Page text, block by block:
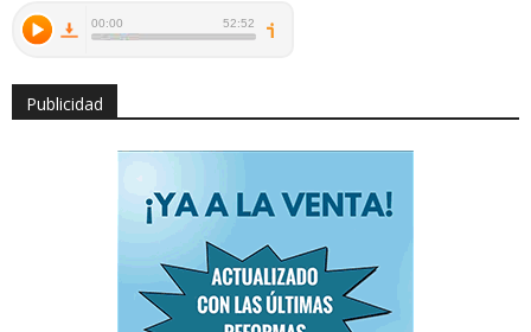
Publicidad